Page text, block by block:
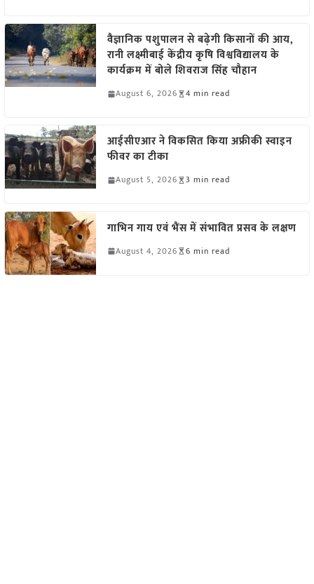
वैज्ञानिक पशुपालन से बढ़ेगी किसानों की आय,
रानी लक्ष्मीबाई केंद्रीय कृषि विश्वविद्यालय के
कार्यक्रम में बोले शिवराज सिंह चौहान
August 6, 2026 4 min read
आईसीएआर ने विकसित किया अफ्रीकी स्वाइन
फीवर का टीका
August 5, 2026 3 min read
गाभिन गाय एवं भैंस में संभावित प्रसव के लक्षण
August 4, 2026 6 min read